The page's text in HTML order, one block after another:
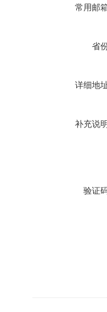
常用邮
省
详细地
补充说
验证